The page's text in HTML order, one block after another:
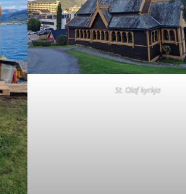
St. Olaf kyrkja